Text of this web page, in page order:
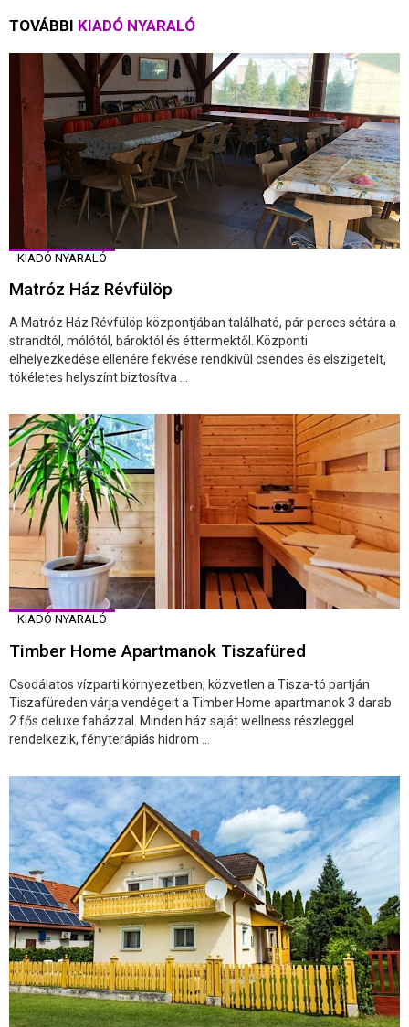
TOVÁBBI KIADÓ NYARALÓ
KIADÓ NYARALÓ
Matróz Ház Révfülöp
A Matróz Ház Révfülöp központjában található, pár perces sétára a
strandtól, mólótól, bároktól és éttermektől. Központi
elhelyezkedése ellenére fekvése rendkívül csendes és elszigetelt,
tökéletes helyszínt biztosítva ...
KIADÓ NYARALÓ
Timber Home Apartmanok Tiszafüred
Csodálatos vízparti környezetben, közvetlen a Tisza-tó partján
Tiszafüreden várja vendégeit a Timber Home apartmanok 3 darab
2 fős deluxe faházzal. Minden ház saját wellness részleggel
rendelkezik, fényterápiás hidrom ...